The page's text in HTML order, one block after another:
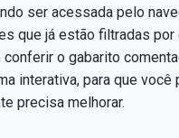
ser acessada pelo
que já estão filtradas
o gabarito
interativa, para que você
precisa melhorar.